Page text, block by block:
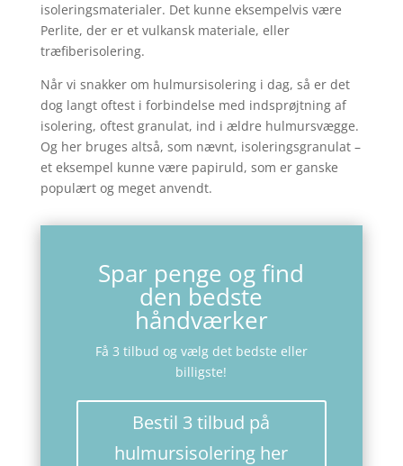
isoleringsmaterialer. Det kunne eksempelvis være
Perlite, der er et vulkansk materiale, eller
træfiberisolering.
Når vi snakker om hulmursisolering i dag, så er det
dog langt oftest i forbindelse med indsprøjtning af
isolering, oftest granulat, ind i ældre hulmursvægge.
Og her bruges altså, som nævnt, isoleringsgranulat –
et eksempel kunne være papiruld, som er ganske
populært og meget anvendt.
Spar penge og find
den bedste
håndværker
Få 3 tilbud og vælg det bedste eller
billigste!
Bestil 3 tilbud på
hulmursisolering her